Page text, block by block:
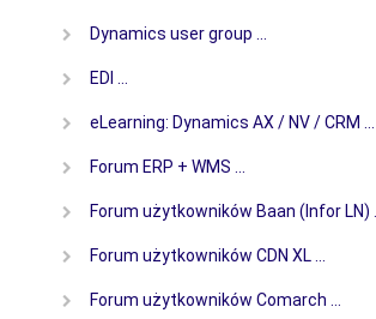
Dynamics user group …
EDI …
eLearning: Dynamics AX / NV / CRM …
Forum ERP + WMS …
Forum użytkowników Baan (Infor LN) …
Forum użytkowników CDN XL …
Forum użytkowników Comarch …